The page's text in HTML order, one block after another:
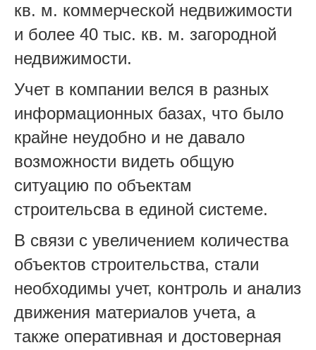
кв. м. коммерческой недвижимости
и более 40 тыс. кв. м. загородной
недвижимости.
Учет в компании велся в разных
информационных базах, что было
крайне неудобно и не давало
возможности видеть общую
ситуацию по объектам
строительсва в единой системе.
В связи с увеличением количества
объектов строительства, стали
необходимы учет, контроль и анализ
движения материалов учета, а
также оперативная и достоверная